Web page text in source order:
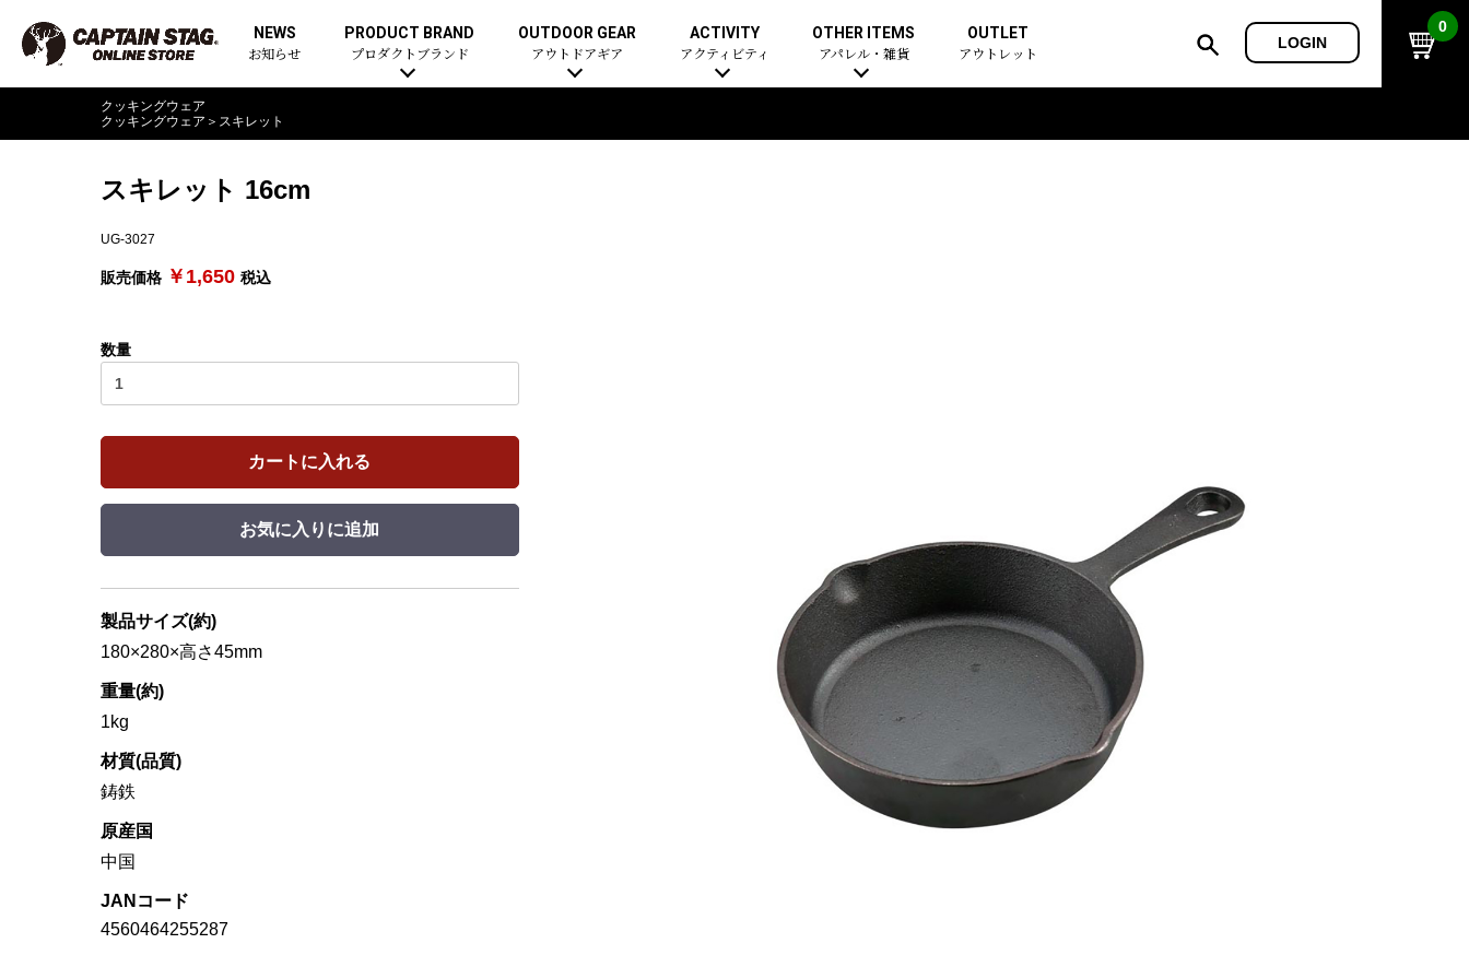
NEWS
お知らせ
PRODUCT BRAND
プロダクトブランド
OUTDOOR GEAR
アウトドアギア
ACTIVITY
アクティビティ
OTHER ITEMS
アパレル・雑貨
OUTLET
アウトレット
LOGIN
0
クッキングウェア
クッキングウェア ＞ スキレット
スキレット 16cm
UG-3027
販売価格 ￥1,650 税込
数量
カートに入れる
お気に入りに追加
製品サイズ(約)
180×280×高さ45mm
重量(約)
1kg
材質(品質)
鋳鉄
原産国
中国
JANコード
4560464255287